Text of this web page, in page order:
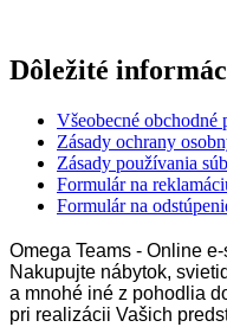
Dôležité
Všeobecné obchodné
Zásady ochrany
Zásady používania
Formulár na
Formulár na
Omega Teams - Online
Nakupujte nábytok,
a mnohé iné z pohodlia
pri realizácii Vašich